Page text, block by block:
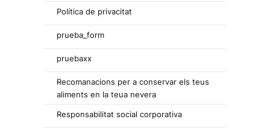
Política de privacitat
prueba_form
pruebaxx
Recomanacions per a conservar els teus
aliments en la teua nevera
Responsabilitat social corporativa